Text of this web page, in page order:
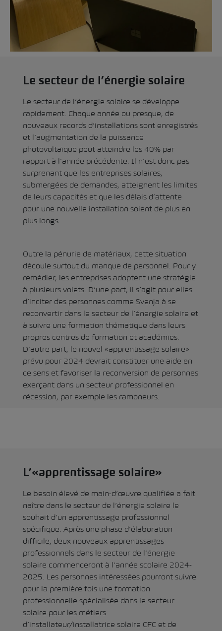
Le secteur de l’énergie solaire
Le secteur de l’énergie solaire se développe
rapidement. Chaque année ou presque, de
nouveaux records d’installations sont enregistrés
et l’augmentation de la puissance
photovoltaïque peut atteindre les 40% par
rapport à l’année précédente. Il n’est donc pas
surprenant que les entreprises solaires,
submergées de demandes, atteignent les limites
de leurs capacités et que les délais d’attente
pour une nouvelle installation soient de plus en
plus longs.
Outre la pénurie de matériaux, cette situation
découle surtout du manque de personnel. Pour y
remédier, les entreprises adoptent une stratégie
à plusieurs volets. D’une part, il s’agit pour elles
d’inciter des personnes comme Svenja à se
reconvertir dans le secteur de l’énergie solaire et
à suivre une formation thématique dans leurs
propres centres de formation et académies.
D’autre part, le nouvel «apprentissage solaire»
prévu pour 2024 devrait constituer une aide en
ce sens et favoriser la reconversion de personnes
exerçant dans un secteur professionnel en
récession, par exemple les ramoneurs.
L’«apprentissage solaire»
Le besoin élevé de main-d’œuvre qualifiée a fait
naître dans le secteur de l’énergie solaire le
souhait d’un apprentissage professionnel
spécifique. Après une phase d’élaboration
difficile, deux nouveaux apprentissages
professionnels dans le secteur de l’énergie
solaire commenceront à l’année scolaire 2024-
2025. Les personnes intéressées pourront suivre
pour la première fois une formation
professionnelle spécialisée dans le secteur
solaire pour les métiers
d’installateur/installatrice solaire CFC et de